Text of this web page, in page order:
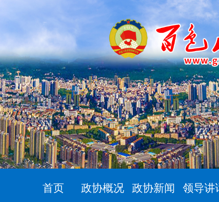
首页 政协概况 政协新闻 领导讲